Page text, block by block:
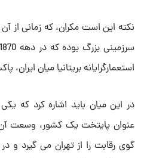
نکته این است مکران، که زمانی از آن
استعمارگرایانه بریتانیا میان
در این میان باید اشاره کرد که
عنوان پایتخت یک کشور، وسعت
گوی رقابت را از تهران می گیرد و